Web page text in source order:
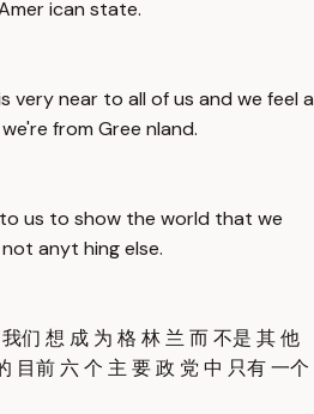
ican state.
very near to all of us and we feel a
from Gree nland.
us to show the world that we
anyt hing else.
们 想 成 为 格 林 兰 而 不是 其 他
目前 六 个 主 要 政 党 中 只有 一个